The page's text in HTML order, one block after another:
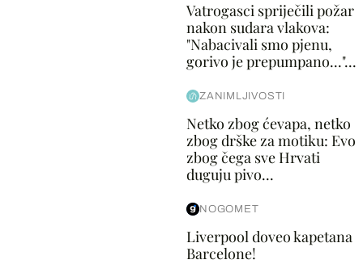
Vatrogasci spriječili požar
nakon sudara vlakova:
"Nabacivali smo pjenu,
gorivo je prepumpano..."...
ZANIMLJIVOSTI
Netko zbog ćevapa, netko
zbog drške za motiku: Evo
zbog čega sve Hrvati
duguju pivo...
NOGOMET
Liverpool doveo kapetana
Barcelone!